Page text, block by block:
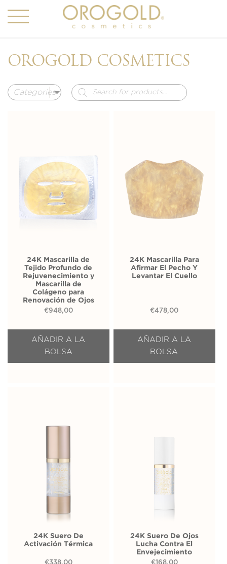
OROGOLD COSMETICS
Búsqueda
de
24K Mascarilla de
Tejido Profundo de
Rejuvenecimiento y
Mascarilla de
Colágeno para
Renovación de Ojos
€948,00
AÑADIR A LA
BOLSA
24K Mascarilla Para
Afirmar El Pecho Y
Levantar El Cuello
€478,00
AÑADIR A LA
BOLSA
24K Suero De
Activación Térmica
24K Suero De Ojos
Lucha Contra El
Envejecimiento